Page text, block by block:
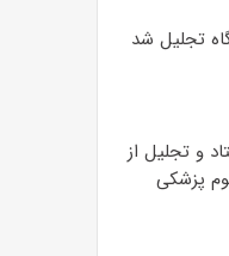
تجلیل شد
و تجلیل از
پزشکی